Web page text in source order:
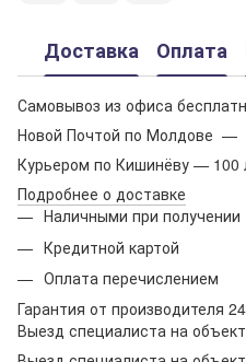
Доставка Оплата
Самовывоз из офиса
Новой Почтой по Молдове —
Курьером по Кишинёву — 100
Подробнее о доставке
Наличными при получении
Кредитной картой
Оплата перечислением
Гарантия от производителя
Выезд специалиста на